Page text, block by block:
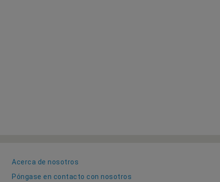
Acerca de nosotros
Póngase en contacto con nosotros